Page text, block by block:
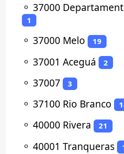
⚬ 37000
1
⚬ 37000 Melo 19
⚬ 37001 Aceguá 2
⚬ 37007 3
⚬ 37100 Rio Branco
⚬ 40000 Rivera 21
⚬ 40001 Tranqueras